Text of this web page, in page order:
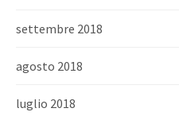
settembre 2018
agosto 2018
luglio 2018